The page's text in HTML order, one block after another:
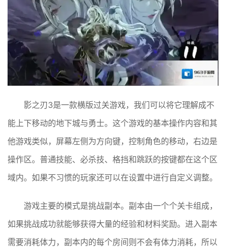
影之刃3是一款横版过关游戏，我们可以将它理解成不
能上下移动的地下城与勇士。这个游戏的基本操作内容和其
他游戏类似，屏幕左侧为方向键，控制角色的移动，右边是
操作区。普通技能、必杀技、格挡和跳跃的按键都在这个区
域内。如果不习惯的玩家还可以在设置中进行自定义调整。
游戏主要的模式是挑战副本。副本由一个个关卡组成，
如果挑战成功就能够获得大量的经验和材料奖励。进入副本
需要消耗体力，副本内的每个房间则不会有体力消耗，所以